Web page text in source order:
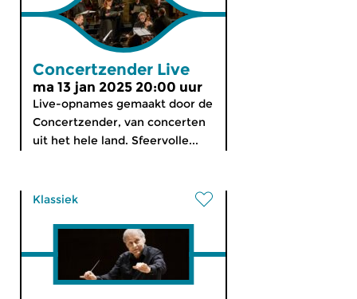
Concertzender Live
ma 13 jan 2025 20:00 uur
Live-opnames gemaakt door de
Concertzender, van concerten
uit het hele land. Sfeervolle...
Klassiek